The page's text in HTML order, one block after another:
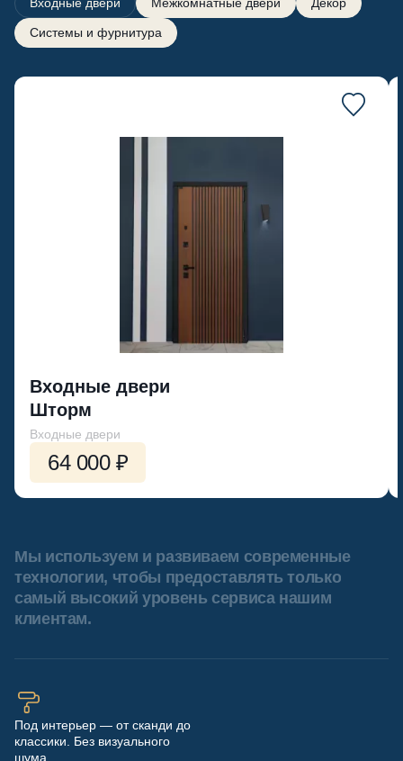
Входные двери Межкомнатные двери Декор
Системы и фурнитура
Входные двери
Шторм
Входные двери
64 000 ₽
Мы используем и развиваем современные
технологии, чтобы предоставлять только
самый высокий уровень сервиса нашим
клиентам.
Под интерьер — от сканди до
классики. Без визуального
шума.